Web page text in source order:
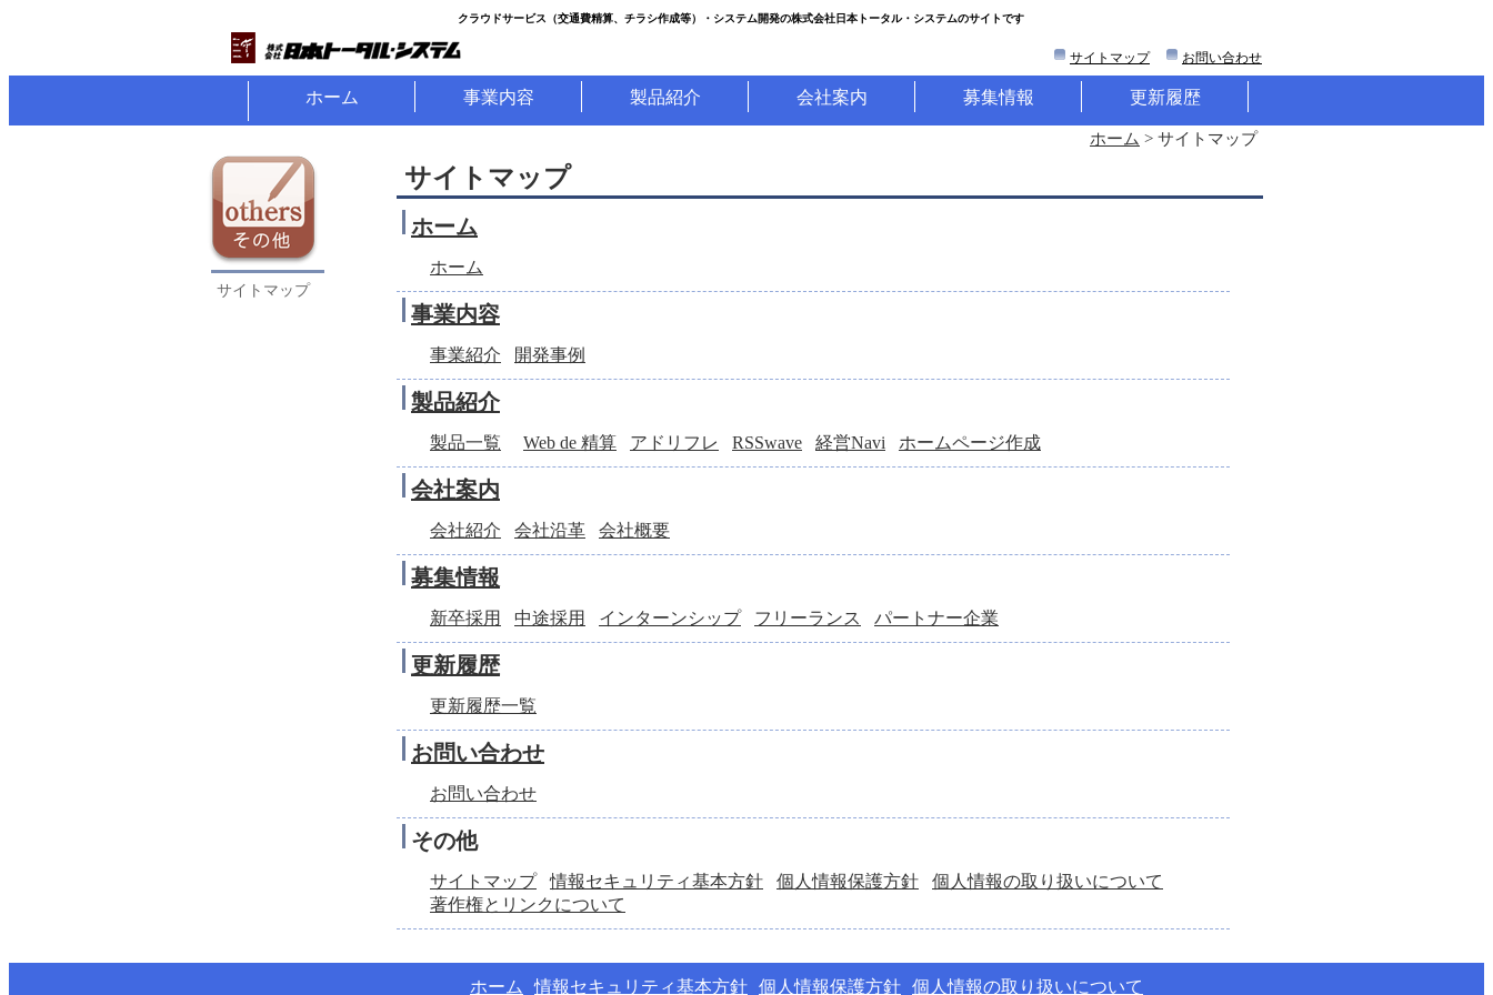
クラウドサービス（交通費精算、チラシ作成等）・システム開発の株式会社日本トータル・システムのサイトです
お問い合わせ
サイトマップ
ホーム 事業内容 製品紹介 会社案内 募集情報 更新履歴
ホーム > サイトマップ
サイトマップ
サイトマップ
ホーム
ホーム
事業内容
事業紹介 開発事例
製品紹介
製品一覧 Web de 精算 アドリフレ RSSwave 経営Navi ホームページ作成
会社案内
会社紹介 会社沿革 会社概要
募集情報
新卒採用 中途採用 インターンシップ フリーランス パートナー企業
更新履歴
更新履歴一覧
お問い合わせ
お問い合わせ
その他
サイトマップ 情報セキュリティ基本方針 個人情報保護方針
個人情報の取り扱いについて
著作権とリンクについて
ホーム 情報セキュリティ基本方針 個人情報保護方針 個人情報の取り扱いについて